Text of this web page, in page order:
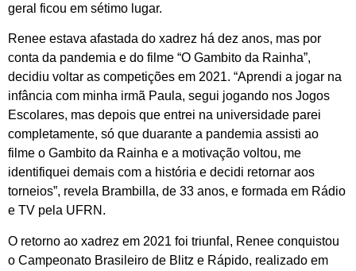
geral ficou em sétimo lugar.
Renee estava afastada do xadrez há dez anos, mas por
conta da pandemia e do filme “O Gambito da Rainha”,
decidiu voltar as competições em 2021. “Aprendi a jogar na
infância com minha irmã Paula, segui jogando nos Jogos
Escolares, mas depois que entrei na universidade parei
completamente, só que duarante a pandemia assisti ao
filme o Gambito da Rainha e a motivação voltou, me
identifiquei demais com a história e decidi retornar aos
torneios”, revela Brambilla, de 33 anos, e formada em Rádio
e TV pela UFRN.
O retorno ao xadrez em 2021 foi triunfal, Renee conquistou
o Campeonato Brasileiro de Blitz e Rápido, realizado em